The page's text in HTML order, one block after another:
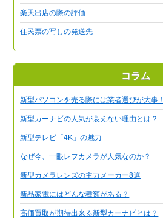
楽天出店の際の評価
住民票の写しの発送先
コラム
新型パソコンを売る際には業者選びが大事！
新型カーナビの人気が衰えない理由とは？
新型テレビ「4K」の魅力
なぜ今、一眼レフカメラが人気なのか？
新型カメラレンズの主力メーカー8選
新品家電にはどんな種類がある？
高価買取が期待出来る新型カーナビとは？